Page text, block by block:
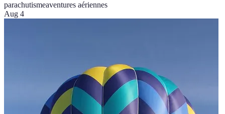
parachutismeaventures aériennes
Aug 4